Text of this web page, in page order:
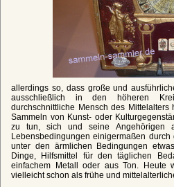
allerdings so, dass große und
ausschließlich in den höheren
durchschnittliche Mensch des
Sammeln von Kunst- oder
zu tun, sich und seine Angehörigen
Lebensbedingungen einigermaßen
unter den ärmlichen Bedingungen
Dinge, Hilfsmittel für den täglichen
einfachem Metall oder aus Ton. Heute
vielleicht schon als frühe und